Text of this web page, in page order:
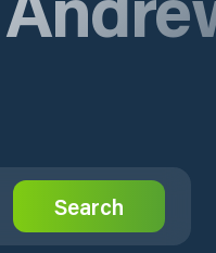
Search